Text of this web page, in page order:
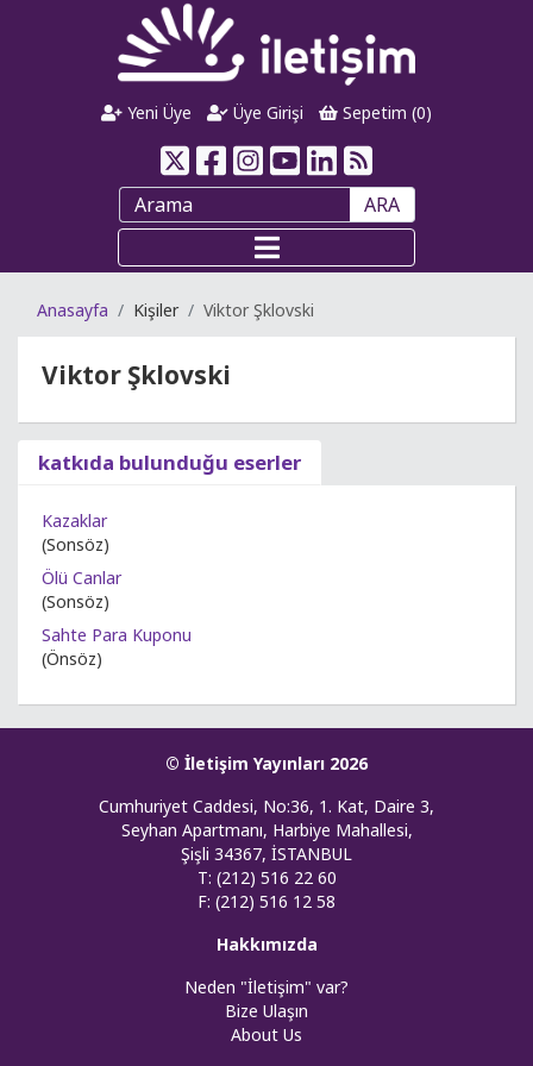
Yeni Üye Üye Girişi Sepetim (0)
ARA
Anasayfa Kişiler Viktor Şklovski
Viktor Şklovski
katkıda bulunduğu eserler
Kazaklar
(Sonsöz)
Ölü Canlar
(Sonsöz)
Sahte Para Kuponu
(Önsöz)
© İletişim Yayınları 2026
Cumhuriyet Caddesi, No:36, 1. Kat, Daire 3,
Seyhan Apartmanı, Harbiye Mahallesi,
Şişli 34367, İSTANBUL
T: (212) 516 22 60
F: (212) 516 12 58
Hakkımızda
Neden "İletişim" var?
Bize Ulaşın
About Us